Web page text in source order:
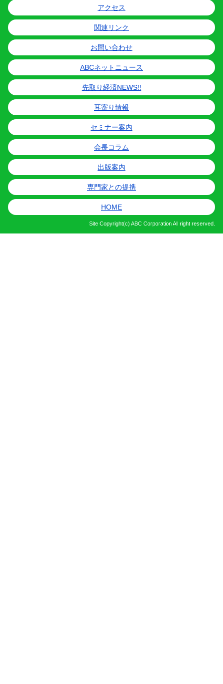
アクセス
関連リンク
お問い合わせ
ABCネットニュース
先取り経済NEWS!!
耳寄り情報
セミナー案内
会長コラム
出版案内
専門家との提携
HOME
Site Copyright(c) ABC Corporation All right reserved.